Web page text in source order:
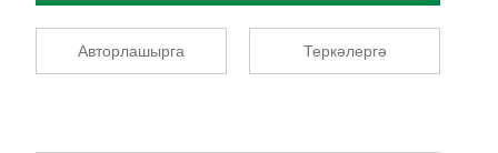
Авторлашырга Теркәлергә